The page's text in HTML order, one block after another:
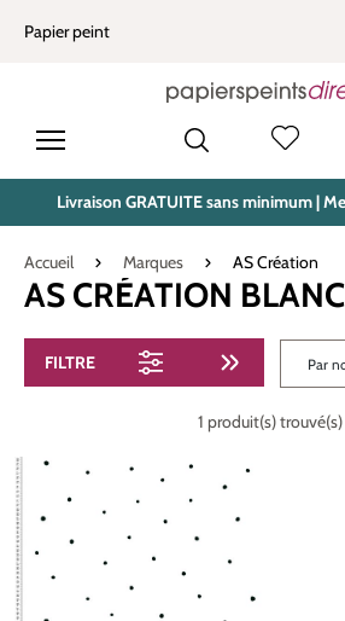
principal
Papier peint
Livraison GRATUITE sans minimum |
Accueil Marques AS Création
AS CRÉATION
FILTRE
1 produit(s) trouvé(s)